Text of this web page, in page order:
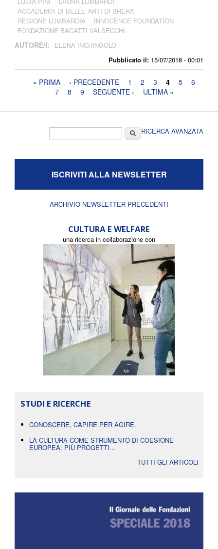
Pubblicato il: 15/07/2018 - 00:01
ACCADEMIA DI BELLE ARTI DI BRERA
REGIONE LOMBARDIA
INNOCENCE FOUNDATION
FONDAZIONE BAGATTI VALSECCHI
AUTORE/I: ELENA INCHINGOLO
Pagine« PRIMA ‹ PRECEDENTE 1 2 3 4 5
6
7
8 9 SEGUENTE › ULTIMA »
CercaRICERCA AVANZATA
ISCRIVITI ALLA NEWSLETTER
ARCHIVIO NEWSLETTER PRECEDENTI
CULTURA E WELFARE
una ricerca in collaborazione con
STUDI E RICERCHE
CONOSCERE, CAPIRE PER AGIRE.
LA CULTURA COME STRUMENTO DI COESIONE
EUROPEA: PIÙ PROGETTI...
TUTTI GLI ARTICOLI